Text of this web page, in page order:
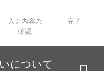
入力内容の
確認
完了
いについて